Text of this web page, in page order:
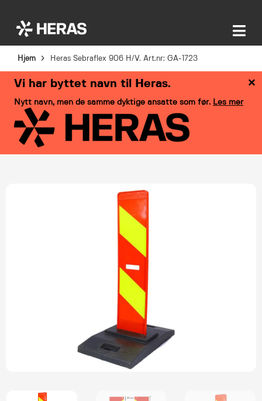
Hjem Heras Sebraflex 906 H/V. Art.nr: GA-1723
×
Vi har byttet navn til Heras.
Nytt navn, men de samme dyktige ansatte som før. Les mer